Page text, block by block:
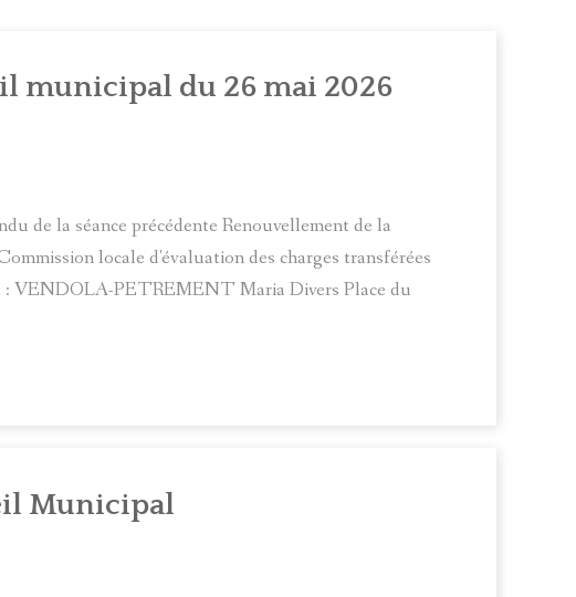
municipal du 26 mai 2026
de la séance précédente Renouvellement de la
locale d'évaluation des charges transférées
VENDOLA-PETREMENT Maria Divers Place du
Municipal